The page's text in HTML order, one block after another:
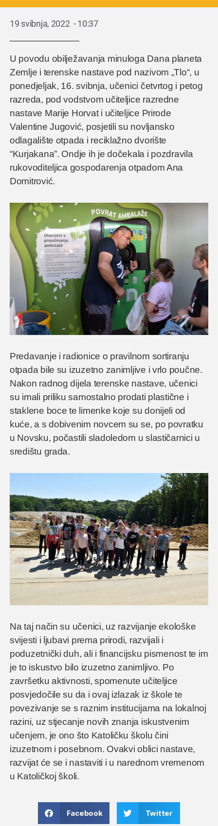
19 svibnja, 2022 -10:37
U povodu obilježavanja minuloga Dana planeta
Zemlje i terenske nastave pod nazivom „Tlo“, u
ponedjeljak, 16. svibnja, učenici četvrtog i petog
razreda, pod vodstvom učiteljice razredne
nastave Marije Horvat i učiteljice Prirode
Valentine Jugović, posjetili su novljansko
odlagalište otpada i reciklažno dvorište
“Kurjakana”. Ondje ih je dočekala i pozdravila
rukovoditeljica gospodarenja otpadom Ana
Domitrović.
Predavanje i radionice o pravilnom sortiranju
otpada bile su izuzetno zanimljive i vrlo poučne.
Nakon radnog dijela terenske nastave, učenici
su imali priliku samostalno prodati plastične i
staklene boce te limenke koje su donijeli od
kuće, a s dobivenim novcem su se, po povratku
u Novsku, počastili sladoledom u slastičarnici u
središtu grada.
Na taj način su učenici, uz razvijanje ekološke
svijesti i ljubavi prema prirodi, razvijali i
poduzetnički duh, ali i financijsku pismenost te im
je to iskustvo bilo izuzetno zanimljivo. Po
završetku aktivnosti, spomenute učiteljice
posvjedočile su da i ovaj izlazak iz škole te
povezivanje se s raznim institucijama na lokalnoj
razini, uz stjecanje novih znanja iskustvenim
učenjem, je ono što Katoličku školu čini
izuzetnom i posebnom. Ovakvi oblici nastave,
razvijat će se i nastaviti i u narednom vremenom
u Katoličkoj školi.
Facebook Twitter